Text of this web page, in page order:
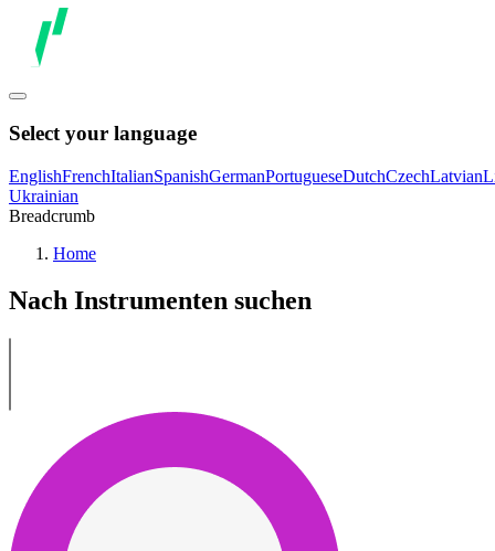
Select your language
EnglishFrenchItalianSpanishGermanPortugueseDutchCzechLatvian
Ukrainian
Breadcrumb
Home
Nach Instrumenten suchen